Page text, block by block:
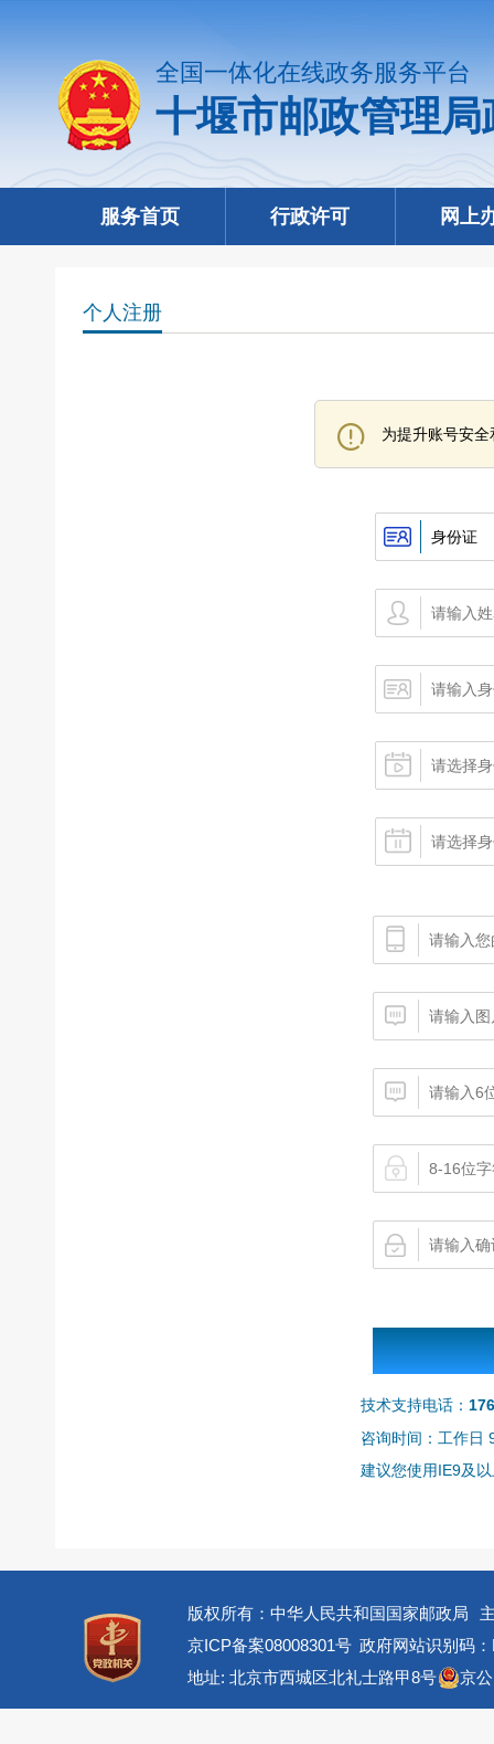
全国一体化在线政务服务平台
十堰市邮政管理
服务首页 行政许可 网上
个人注册
为提升账号安
技术支持电话：
咨询时间：工作日
建议您使用IE9及
版权所有：中华人民共和国国家邮政局
京ICP备案08008301号 政府网站识别码
地址: 北京市西城区北礼士路甲8号
京